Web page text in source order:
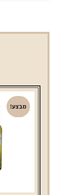
מבצע!